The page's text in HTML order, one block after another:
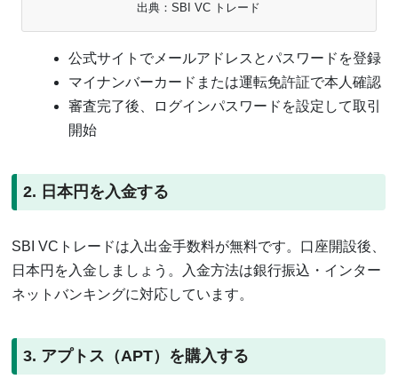
出典：SBI VC トレード
公式サイトでメールアドレスとパスワードを登録
マイナンバーカードまたは運転免許証で本人確認
審査完了後、ログインパスワードを設定して取引
開始
2. 日本円を入金する
SBI VCトレードは入出金手数料が無料です。口座開設後、
日本円を入金しましょう。入金方法は銀行振込・インター
ネットバンキングに対応しています。
3. アプトス（APT）を購入する